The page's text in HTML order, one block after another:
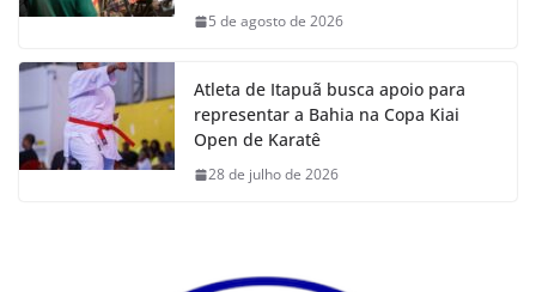
5 de agosto de 2026
Atleta de Itapuã busca apoio para
representar a Bahia na Copa Kiai
Open de Karatê
28 de julho de 2026